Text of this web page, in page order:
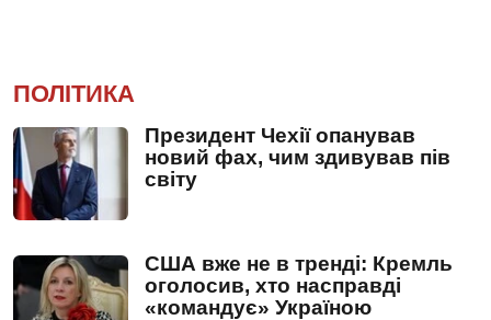
ПОЛІТИКА
Президент Чехії опанував
новий фах, чим здивував пів
світу
США вже не в тренді: Кремль
оголосив, хто насправді
«командує» Україною